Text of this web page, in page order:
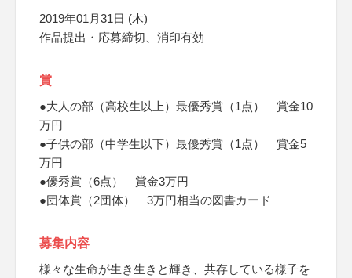
2019年01月31日 (木)
作品提出・応募締切、消印有効
賞
●大人の部（高校生以上）最優秀賞（1点） 賞金10
万円
●子供の部（中学生以下）最優秀賞（1点） 賞金5
万円
●優秀賞（6点） 賞金3万円
●団体賞（2団体） 3万円相当の図書カード
募集内容
様々な生命が生き生きと輝き、共存している様子を